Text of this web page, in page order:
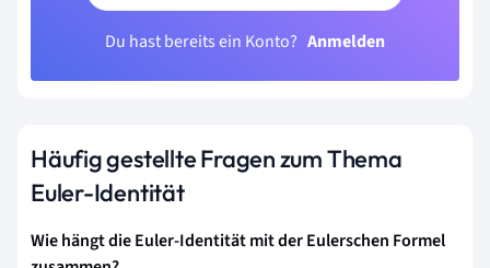
Du hast bereits ein Konto? Anmelden
Häufig gestellte Fragen zum Thema
Euler-Identität
Wie hängt die Euler-Identität mit der Eulerschen Formel